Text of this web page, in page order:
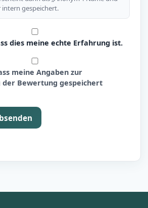
intern gespeichert.
dies meine echte Erfahrung ist.
meine Angaben zur
Bewertung gespeichert